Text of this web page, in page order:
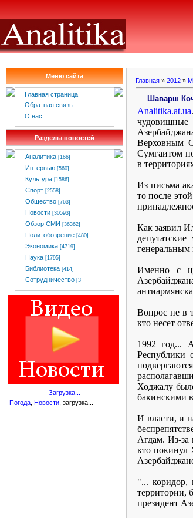
Меню сайта
Главная страница
Обратная связь
О нас
Разделы новостей
Аналитика [166]
Интервью [560]
Культура [1586]
Спорт [2558]
Общество [763]
Новости [30593]
Обзор СМИ [36362]
Политобозрение [480]
Экономика [4719]
Наука [1795]
Библиотека [414]
Сотрудничество [3]
Загрузка...
Погода Новости , загрузка...
Главная » 2012 »
Шаварш
Analitika.at.ua
чудовищные
Верховным
Сумгаитом
в
Из письма
то после
Как заявил
Именно с
Вопрос не в
кто несет
1992 год...
Республики
Ходжалу
бакинскими
И власти, и
Агдам. Из-за
кто покинул
"... коридор,
территории,
президент